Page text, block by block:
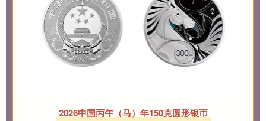
2026中国丙午（马）年150克圆形银币